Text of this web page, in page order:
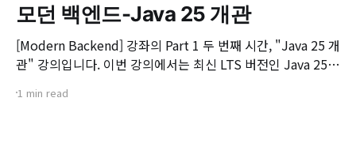
모던 백엔드-Java 25 개관
[Modern Backend] 강좌의 Part 1 두 번째 시간, "Java 25 개
관" 강의입니다. 이번 강의에서는 최신 LTS 버전인 Java 25의
Enhancement Proposal) 기능들을 살펴봅니다. 📌 주요 학
1 min read